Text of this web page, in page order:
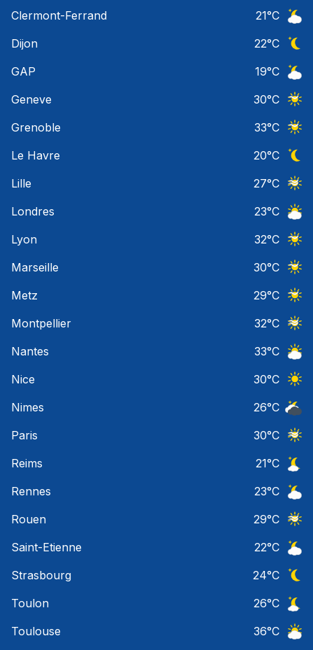
Clermont-Ferrand
21°C
Dijon
22°C
GAP
19°C
Geneve
30°C
Grenoble
33°C
Le Havre
20°C
Lille
27°C
Londres
23°C
Lyon
32°C
Marseille
30°C
Metz
29°C
Montpellier
32°C
Nantes
33°C
Nice
30°C
Nimes
26°C
Paris
30°C
Reims
21°C
Rennes
23°C
Rouen
29°C
Saint-Etienne
22°C
Strasbourg
24°C
Toulon
26°C
Toulouse
36°C